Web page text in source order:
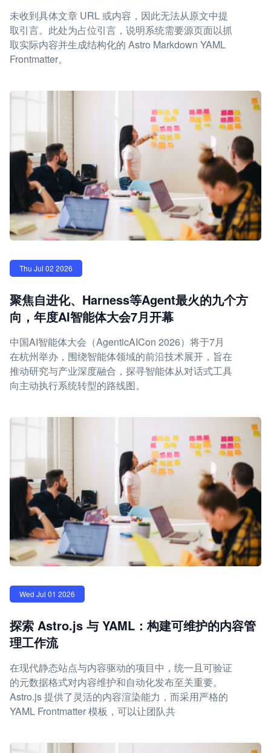
未收到具体文章 URL 或内容，因此无法从原文中提
取引言。此处为占位引言，说明系统需要源页面以抓
取实际内容并生成结构化的 Astro Markdown YAML
Frontmatter。
Thu Jul 02 2026
聚焦自进化、Harness等Agent最火的九个方
向，年度AI智能体大会7月开幕
中国AI智能体大会（AgenticAICon 2026）将于7月
在杭州举办，围绕智能体领域的前沿技术展开，旨在
推动研究与产业深度融合，探寻智能体从对话式工具
向主动执行系统转型的路线图。
Wed Jul 01 2026
探索 Astro.js 与 YAML：构建可维护的内容管
理工作流
在现代静态站点与内容驱动的项目中，统一且可验证
的元数据格式对内容维护和自动化发布至关重要。
Astro.js 提供了灵活的内容渲染能力，而采用严格的
YAML Frontmatter 模板，可以让团队共